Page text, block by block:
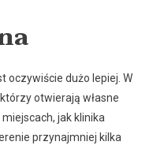
oczywiście dużo lepiej. W
otwierają własne
jak klinika
przynajmniej kilka